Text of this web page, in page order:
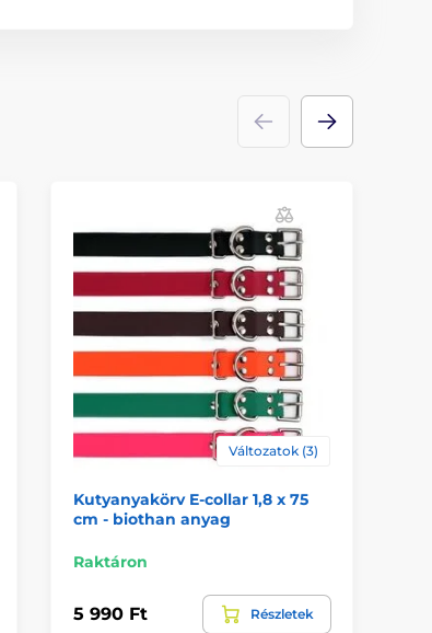
Változatok (3)
Kutyanyakörv E-collar 1,8 x 75
cm - biothan anyag
Raktáron
5 990 Ft Részletek